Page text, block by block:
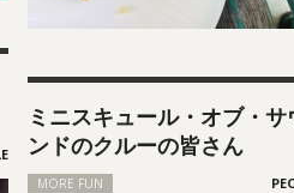
ミニスキュール・オブ・サ
ンドのクルーの皆さん
MORE FUN